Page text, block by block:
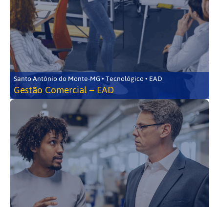
Santo Antônio do Monte-MG • Tecnológico • EAD
Gestão Comercial – EAD